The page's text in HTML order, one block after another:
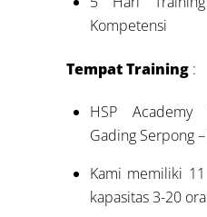
Kompetensi
Tempat Training :
HSP
Gading Serpong
Kami memiliki
kapasitas 3-20